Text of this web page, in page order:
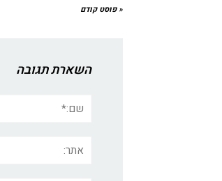
« פוסט קודם
השארת תגובה